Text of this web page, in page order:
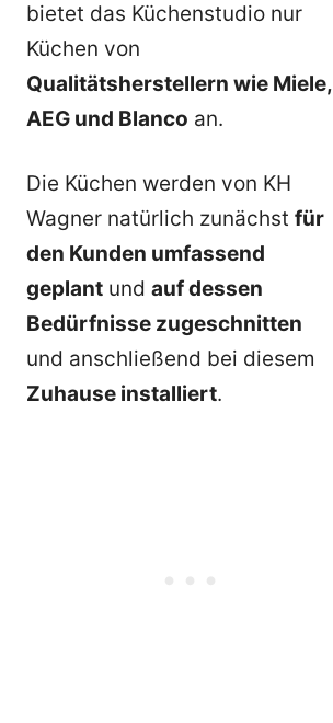
bietet das Küchenstudio nur
Küchen von
Qualitätsherstellern wie Miele,
AEG und Blanco an.
Die Küchen werden von KH
Wagner natürlich zunächst für
den Kunden umfassend
geplant und auf dessen
Bedürfnisse zugeschnitten
und anschließend bei diesem
Zuhause installiert.